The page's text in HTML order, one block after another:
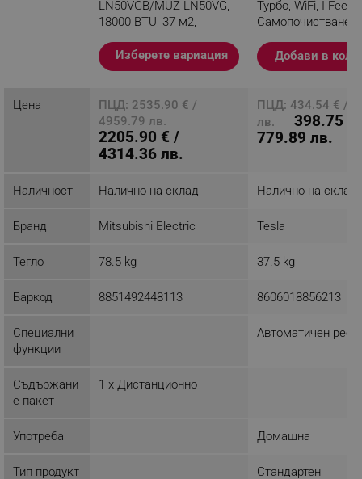
LN50VGB/MUZ-LN50VG,
18000 BTU, 37 м2,
R-32, Черен
Разглеждате този
Изберете вариация
Турбо, WiFi, I Feel,
Самопочистване,
Добави в
Цена
ПЦД: 2535.90 € /
4959.79 лв.
2205.90 € /
4314.36 лв.
ПЦД: 434.54 € /
лв.
398.75 €
779.89 лв.
Наличност Налично на склад Налично на склад
Бранд Mitsubishi Electric Tesla
Тегло 78.5 kg 37.5 kg
Баркод 8851492448113 8606018856213
Специални
функции
Автоматичен
Съдържани
е пакет
1 x Дистанционно
Употреба Домашна
Тип продукт Стандартен